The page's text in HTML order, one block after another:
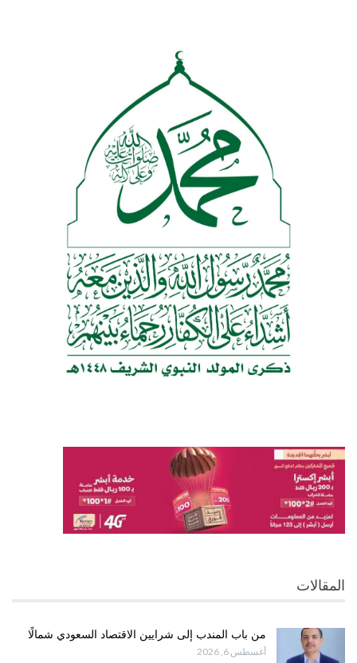
المقالات
من باب المندب إلى شرايين الاقتصاد السعودي شمالًا
أغسطس 6, 2026